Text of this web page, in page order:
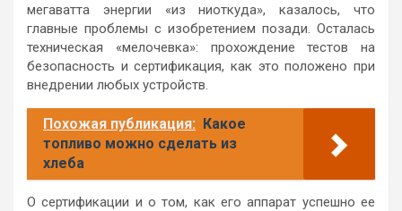
мегаватта энергии «из ниоткуда», казалось, что
главные проблемы с изобретением позади. Осталась
техническая «мелочевка»: прохождение тестов на
безопасность и сертификация, как это положено при
внедрении любых устройств.
Похожая публикация: Какое
топливо можно сделать из
хлеба
О сертификации и о том, как его аппарат успешно ее